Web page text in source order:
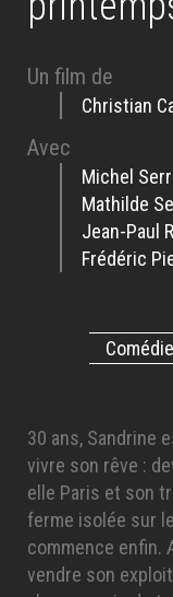
Un film de
Christian
Avec
Michel
Mathilde
Jean-Paul
Frédéric
30 ans, Sandrine
vivre son rêve :
elle Paris et son
ferme isolée sur
commence enfin.
vendre son